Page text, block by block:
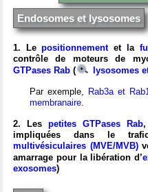
Endosomes et lysosomes
1. Lepositionnementet la
contrôle de moteurs de
GTPases Rab ( lysosomes
Par exemple, Rab3a et
membranaire.
2. Les petites GTPases Rab,
impliquées dans le
multivésiculaires (MVE/MVB)
amarrage pour la libération d’
exosomes)